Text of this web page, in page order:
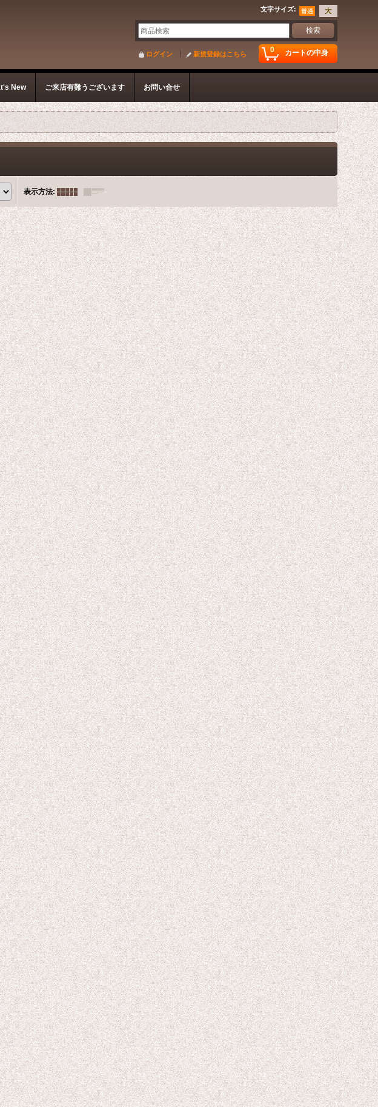
文字サイズ:
0 カートの中身
ログイン 新規登録はこちら
New ご来店有難うございます お問い合せ
表示方法: